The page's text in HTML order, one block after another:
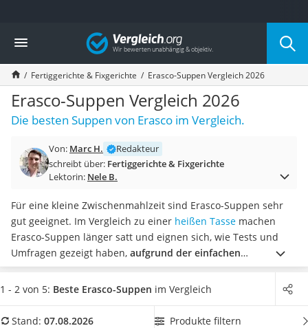
Die beliebtesten Vergleiche nach Kategorie
Lebensmittel
Schwarzkümmelöl
Knäckebrot
Schwarzkümmelöl-Kapseln
Manukahonig
Eiklar
Balsamico-Essig
Schwarzkümmelöl bio
Honig
Gemüsebrühe
Eiskaffee-Pulver
Irischer Whiskey
Grapefruitkernextrakt
Matcha-Set
MCT-Öl
Vergleich
Fertiggerichte & Fixgerichte Erasco-Suppen Vergleich 2026
Erasco-Suppen Vergleich 2026
Die besten Suppen von Erasco im Vergleich.
Von: Marc H.
Redakteur
schreibt über: Fertiggerichte & Fixgerichte
Lektorin: Nele B.
Für eine kleine Zwischenmahlzeit sind Erasco-Suppen sehr
gut geeignet. Im Vergleich zu einer heißen Tasse machen
Erasco-Suppen länger satt und eignen sich, wie Tests und
Umfragen gezeigt haben, aufgrund der einfachen
Zubereitungsweise auch als Reiseproviant für unterwegs. Sie
können frei entscheiden, ob Sie die Erasco-Suppen im Topf
unserer Vergleichstabelle eine Erasco-Suppe in Ihrer
1 - 2 von 5: Beste Erasco-Suppen im Vergleich
Stand: 07.08.2026 Produkte filtern